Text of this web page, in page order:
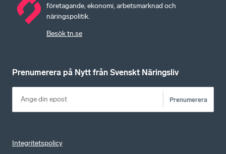
företagande, ekonomi, arbetsmarknad och
näringspolitik.
Besök tn.se
Prenumerera på Nytt från Svenskt Näringsliv
Prenumerera
Integritetspolicy